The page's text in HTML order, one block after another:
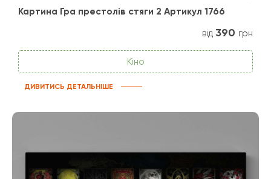
Картина Гра престолів стяги 2 Артикул 1766
від 390 грн
Кіно
ДИВИТИСЬ ДЕТАЛЬНІШЕ